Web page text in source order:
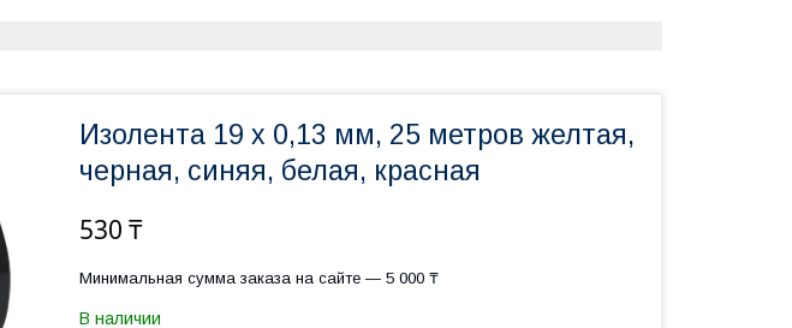
Изолента 19 х 0,13 мм, 25 метров желтая,
черная, синяя, белая, красная
530 ₸
Минимальная сумма заказа на сайте — 5 000 ₸
В наличии